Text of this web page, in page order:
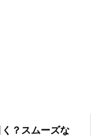
？スムーズな